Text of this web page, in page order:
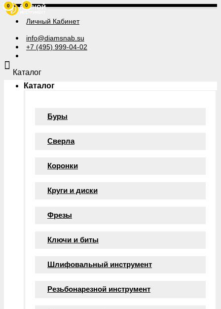
Личный Кабинет
info@diamsnab.su
+7 (495) 999-04-02
0
Каталог
Каталог
Буры
Сверла
Коронки
Круги и диски
Фрезы
Ключи и биты
Шлифовальный инструмент
Резьбонарезной инструмент
0